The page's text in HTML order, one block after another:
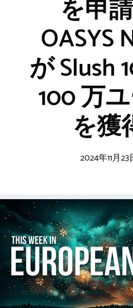
を申請
OASYS
が Slush
100 万
を獲
2024年11月23